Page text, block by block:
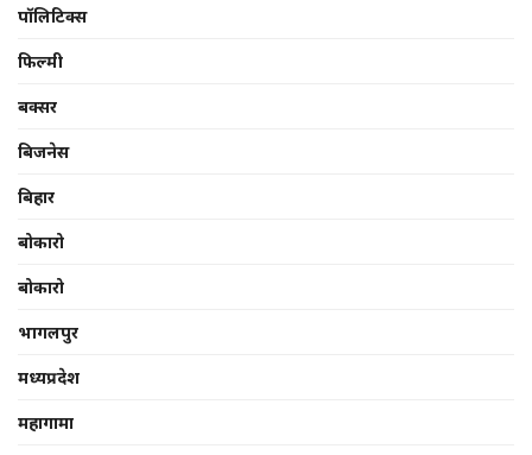
पॉलिटिक्स
फिल्मी
बक्सर
बिजनेस
बिहार
बोकारो
बोकारो
भागलपुर
मध्यप्रदेश
महागामा